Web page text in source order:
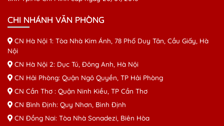
CHI NHÁNH VĂN PHÒNG
CN Hà Nội 1: Tòa Nhà Kim Ánh, 78 Phố Duy Tân, Cầu Giấy, Hà
Nội
CN Hà Nội 2: Dục Tú, Đông Anh, Hà Nội
CN Hải Phòng: Quận Ngô Quyền, TP Hải Phòng
CN Cần Thơ : Quận Ninh Kiều, TP Cần Thơ
CN Bình Định: Quy Nhơn, Bình Định
CN Đồng Nai: Tòa Nhà Sonadezi, Biên Hòa